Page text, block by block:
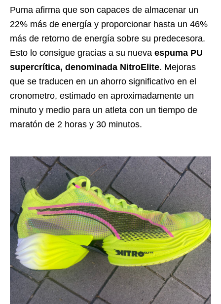
Puma afirma que son capaces de almacenar un
22% más de energía y proporcionar hasta un 46%
más de retorno de energía sobre su predecesora.
Esto lo consigue gracias a su nueva espuma PU
supercrítica, denominada NitroElite. Mejoras
que se traducen en un ahorro significativo en el
cronometro, estimado en aproximadamente un
minuto y medio para un atleta con un tiempo de
maratón de 2 horas y 30 minutos.